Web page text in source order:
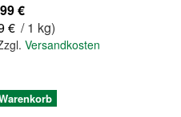
€
€ / 1 kg)
Versandkosten